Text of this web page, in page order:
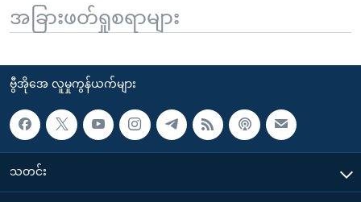
အခြားဖတ်ရှုစရာများ
ဗွီအိုအေ လူမှုကွန်ယက်များ
သတင်း